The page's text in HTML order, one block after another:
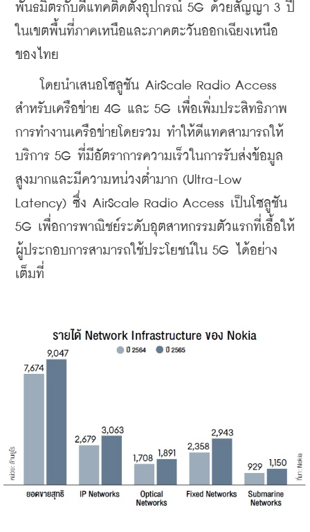
พันธมิตรกับดีแทคติดตั้งอุปกรณ์ 5G ด้วยสัญญา 3 ปี
ในเขตพื้นที่ภาคเหนือและภาคตะวันออกเฉียงเหนือ
ของไทย
โดยนำเสนอโซลูชัน AirScale Radio Access
สำหรับเครือข่าย 4G และ 5G เพื่อเพิ่มประสิทธิภาพ
การทำงานเครือข่ายโดยรวม ทำให้ดีแทคสามารถให้
บริการ 5G ที่มีอัตราการความเร็วในการรับส่งข้อมูล
สูงมากและมีความหน่วงต่ำมาก (Ultra-Low
Latency) ซึ่ง AirScale Radio Access เป็นโซลูชัน
5G เพื่อการพาณิชย์ระดับอุตสาหกรรมตัวแรกที่เอื้อให้
ผู้ประกอบการสามารถใช้ประโยชน์ใน 5G ได้อย่าง
เต็มที่